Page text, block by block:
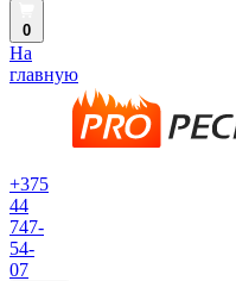
0
На
главную
+375
44
747-
54-
07